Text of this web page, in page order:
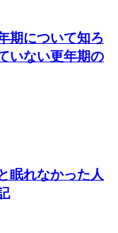
期について知ろ
いない更年期の
眠れなかった人